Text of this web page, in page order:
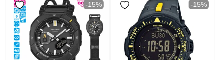
-15% -15%